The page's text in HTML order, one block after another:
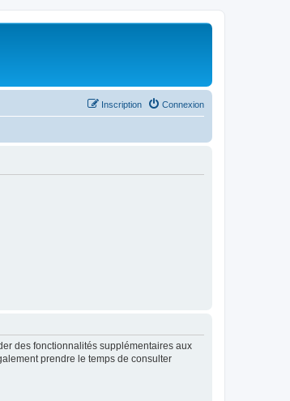
Connexion
Inscription
des fonctionnalités supplémentaires aux
prendre le temps de consulter